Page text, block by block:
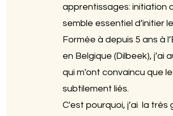
apprentissages: initiation
semble essentiel d’initier
Formée à depuis 5 ans à
en Belgique (Dilbeek), j’ai
qui m'ont convaincu que
subtilement liés.
C'est pourquoi, j’ai la